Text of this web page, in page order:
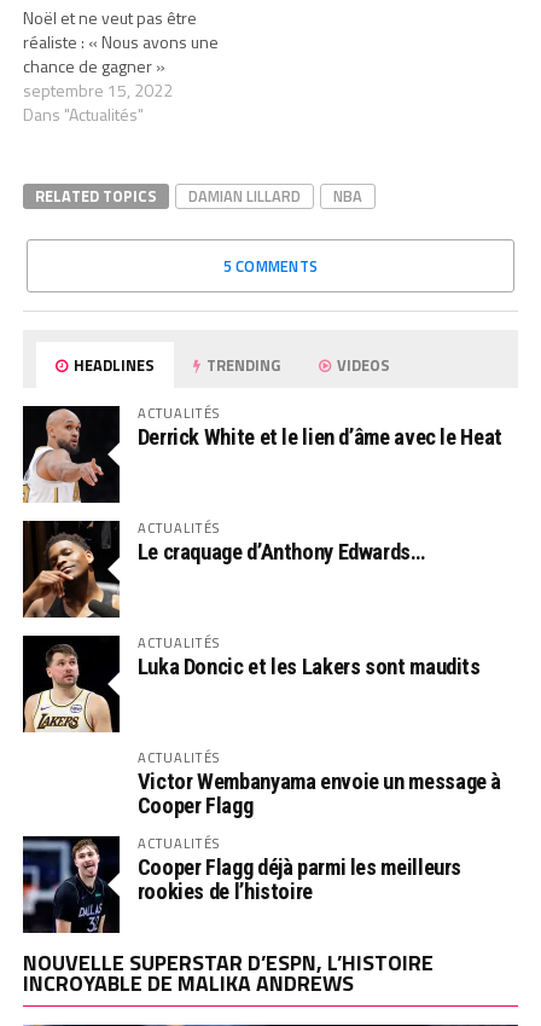
Noël et ne veut pas être
réaliste : « Nous avons une
chance de gagner »
septembre 15, 2022
Dans "Actualités"
RELATED TOPICS DAMIAN LILLARD NBA
5 COMMENTS
HEADLINES TRENDING VIDEOS
ACTUALITÉS
Derrick White et le lien d’âme avec le Heat
ACTUALITÉS
Le craquage d’Anthony Edwards…
ACTUALITÉS
Luka Doncic et les Lakers sont maudits
ACTUALITÉS
Victor Wembanyama envoie un message à
Cooper Flagg
ACTUALITÉS
Cooper Flagg déjà parmi les meilleurs
rookies de l’histoire
NOUVELLE SUPERSTAR D’ESPN, L’HISTOIRE
INCROYABLE DE MALIKA ANDREWS